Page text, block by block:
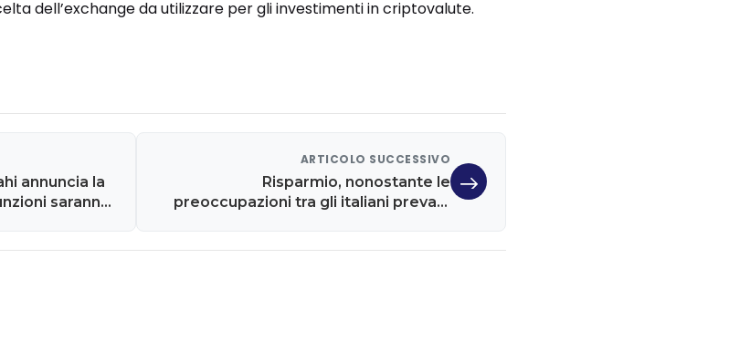
dell’exchange da utilizzare per gli investimenti in criptovalute.
annuncia la
saranno
ARTICOLO SUCCESSIVO
Risparmio, nonostante le
preoccupazioni tra gli italiani prevale